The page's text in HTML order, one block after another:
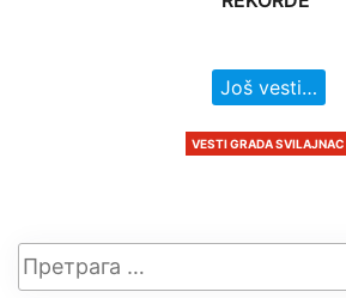
Još vesti…
VESTI GRADA SVILAJNAC